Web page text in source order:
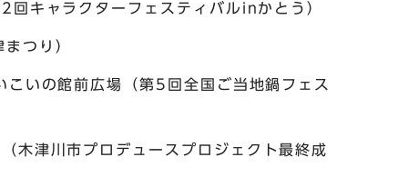
キャラクターフェスティバルinかとう）
つり）
の館前広場（第5回全国ご当地鍋フェス
津川市プロデュースプロジェクト最終成